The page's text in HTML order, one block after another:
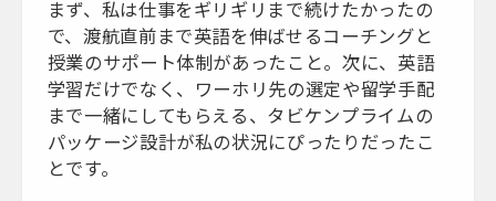
まず、私は仕事をギリギリまで続けたかったの
で、渡航直前まで英語を伸ばせるコーチングと
授業のサポート体制があったこと。次に、英語
学習だけでなく、ワーホリ先の選定や留学手配
まで一緒にしてもらえる、タビケンプライムの
パッケージ設計が私の状況にぴったりだったこ
とです。